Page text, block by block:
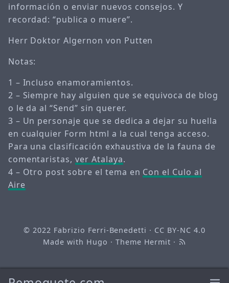
información o enviar nuevos consejos. Y
recordad: “publica o muere”.
Herr Doktor Algernon von Putten
Notas:
1 – Incluso enamoramientos.
2 – Siempre hay alguien que se equivoca de blog
o le da al “Send” sin querer.
3 – Un personaje que se dedica a dejar su huella
en cualquier Form html a la cual tenga acceso.
Para una clasificación exhaustiva de la fauna de
comentaristas,ver Atalaya.
4 – Otro post sobre el tema en Con el Culo al
Aire
© 2022 Fabrizio Ferri-Benedetti · CC BY-NC 4.0
Made with Hugo · Theme Hermit ·